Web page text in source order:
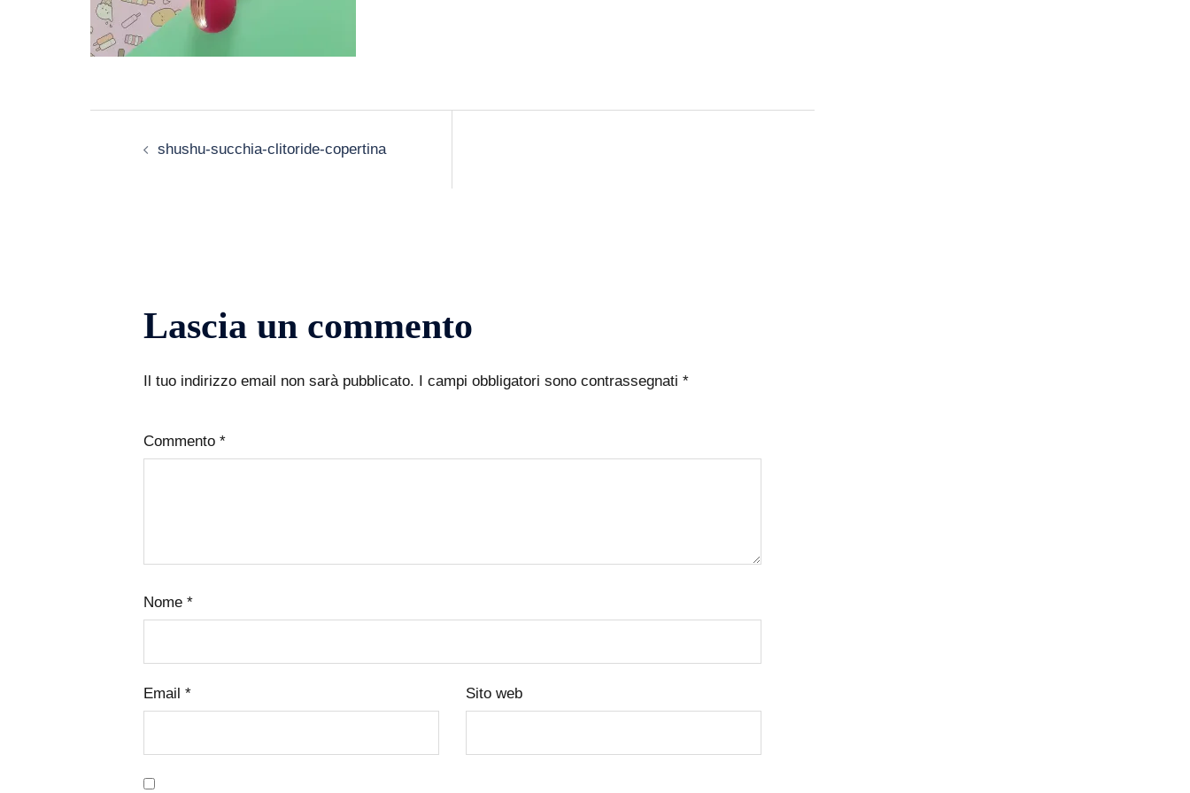
shushu-succhia-clitoride-copertina
Lascia un commento
Il tuo indirizzo email non sarà pubblicato. I campi obbligatori sono contrassegnati *
Commento *
Nome *
Email * Sito web